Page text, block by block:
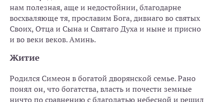
нам полезная, аще и недостойнии, благодарне
восхваляюще тя, прославим Бога, дивнаго во святых
Своих, Отца и Сына и Святаго Духа и ныне и присно
и во веки веков. Аминь.
Житие
Родился Симеон в богатой дворянской семье. Рано
понял он, что богатства, власть и почести земные
ничто по сравнению с благодатью небесной и решил